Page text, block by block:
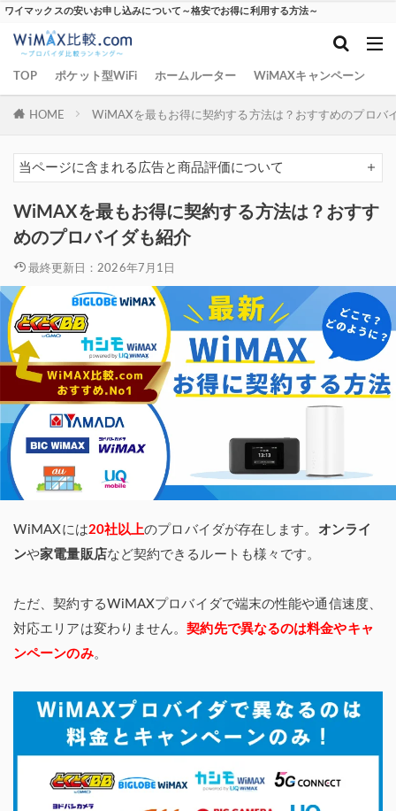
ワイマックスの安いお申し込みについて～格安でお得に利用する方法～
TOP ポケット型WiFi ホームルーター WiMAXキャンペーン
HOME WiMAXを最もお得に契約する方法は？おすすめのプロバ
当ページに含まれる広告と商品評価について
WiMAXを最もお得に契約する方法は？おすす
めのプロバイダも紹介
最終更新日：2026年7月1日
WiMAXには20社以上のプロバイダが存在します。 オンライ
ンや家電量販店など契約できるルートも様々です。
ただ、契約するWiMAXプロバイダで端末の性能や通信速度、
対応エリアは変わりません。契約先で異なるのは料金やキャ
ンペーンのみ。